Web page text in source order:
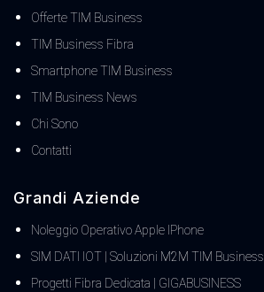
Offerte TIM Business
TIM Business Fibra
Smartphone TIM Business
TIM Business News
Chi Sono
Contatti
Grandi Aziende
Noleggio Operativo Apple IPhone
SIM DATI IOT | Soluzioni M2M TIM Business
Progetti Fibra Dedicata | GIGABUSINESS